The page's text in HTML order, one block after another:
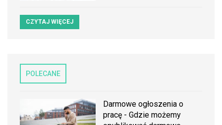
CZYTAJ WIĘCEJ
POLECANE
Darmowe ogłoszenia o
pracę - Gdzie możemy